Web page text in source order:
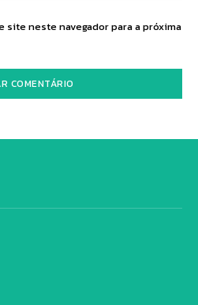
site neste navegador para a próxima